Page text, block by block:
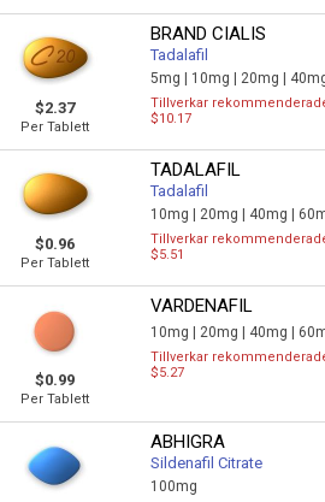
$2.37
Per Tablett
BRAND CIALIS
Tadalafil
5mg | 10mg | 20mg |
Tillverkar
$10.17
$0.96
Per Tablett
TADALAFIL
Tadalafil
10mg | 20mg | 40mg |
Tillverkar
$5.51
$0.99
Per Tablett
VARDENAFIL
10mg | 20mg | 40mg |
Tillverkar
$5.27
ABHIGRA
Sildenafil Citrate
100mg